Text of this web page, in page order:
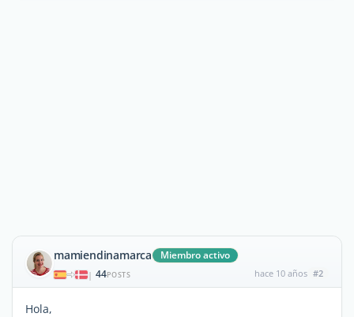
mamiendinamarca Miembro activo
| 44POSTS hace 10 años #2
Hola,